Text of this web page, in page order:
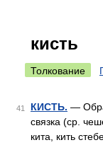
кисть
Толкование
41 КИСТЬ. —
связка (ср.
кита, кить